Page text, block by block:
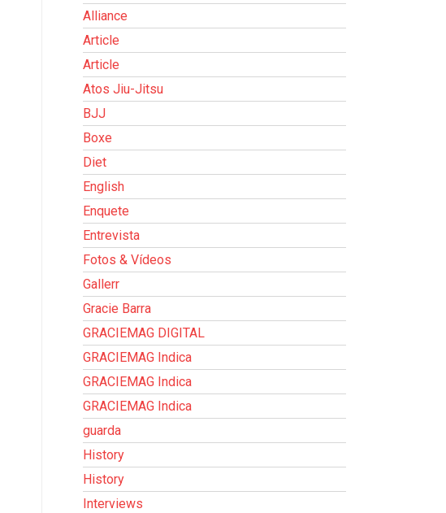
Alliance
Article
Article
Atos Jiu-Jitsu
BJJ
Boxe
Diet
English
Enquete
Entrevista
Fotos & Vídeos
Gallerr
Gracie Barra
GRACIEMAG DIGITAL
GRACIEMAG Indica
GRACIEMAG Indica
GRACIEMAG Indica
guarda
History
History
Interviews